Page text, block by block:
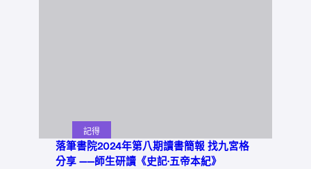
記得
落筆書院2024年第八期讀書簡報 找九宮格
分享 ——師生研讀《史記·五帝本紀》